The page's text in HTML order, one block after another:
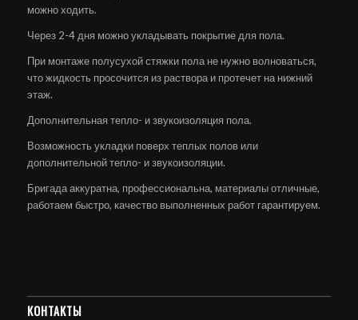
можно ходить.
Через 2-4 дня можно укладывать покрытие для пола.
При монтаже полусухой стяжки пола не нужно волноваться,
что жидкость просочится из раствора и протечет на нижний
этаж.
Дополнительная тепло- и звукоизоляция пола.
Возможность укладки поверх теплых полов или
дополнительной тепло- и звукоизоляции.
Бригада аккуратна, профессиональна, материалы отличные,
работаем быстро, качество выполненных работ гарантируем.
КОНТАКТЫ